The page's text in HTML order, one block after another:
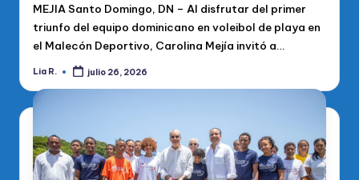
MEJIA Santo Domingo, DN – Al disfrutar del primer
triunfo del equipo dominicano en voleibol de playa en
el Malecón Deportivo, Carolina Mejía invitó a…
Publicado
Lia R. julio 26, 2026